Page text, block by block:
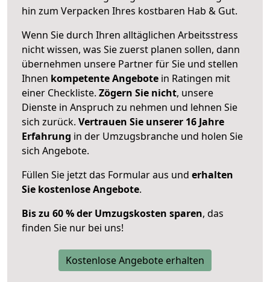
hin zum Verpacken Ihres kostbaren Hab & Gut.
Wenn Sie durch Ihren alltäglichen Arbeitsstress
nicht wissen, was Sie zuerst planen sollen, dann
übernehmen unsere Partner für Sie und stellen
Ihnen kompetente Angebote in Ratingen mit
einer Checkliste. Zögern Sie nicht, unsere
Dienste in Anspruch zu nehmen und lehnen Sie
sich zurück. Vertrauen Sie unserer 16 Jahre
Erfahrung in der Umzugsbranche und holen Sie
sich Angebote.
Füllen Sie jetzt das Formular aus und erhalten
Sie kostenlose Angebote.
Bis zu 60 % der Umzugskosten sparen, das
finden Sie nur bei uns!
Kostenlose Angebote erhalten